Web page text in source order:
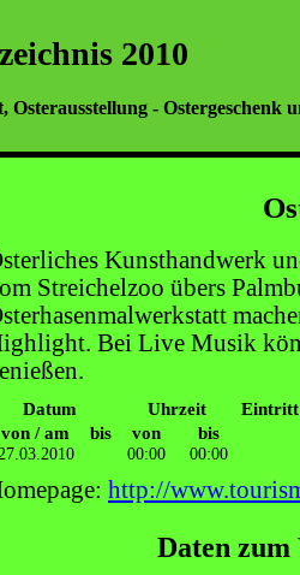
2010
-
Kunsthandwerk
Streichelzoo übers
Bei Live Musik
Datum Uhrzeit
Eintritt
von / am
bis von bis
00:00 00:00
http://
Daten